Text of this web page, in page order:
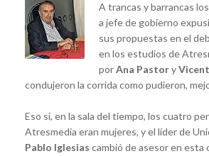
A trancas y barrancas
a jefe de gobierno
sus propuestas en el
en los estudios de
porAna Pastory
condujeron la corrida como pudieron,
Eso sí, en la sala del tiempo, los cuatro
Atresmedia eran mujeres, y el líder de
Pablo Iglesias cambió de asesor en esta